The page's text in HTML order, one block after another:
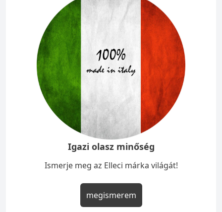
Igazi olasz minőség
Ismerje meg az Elleci márka világát!
megismerem